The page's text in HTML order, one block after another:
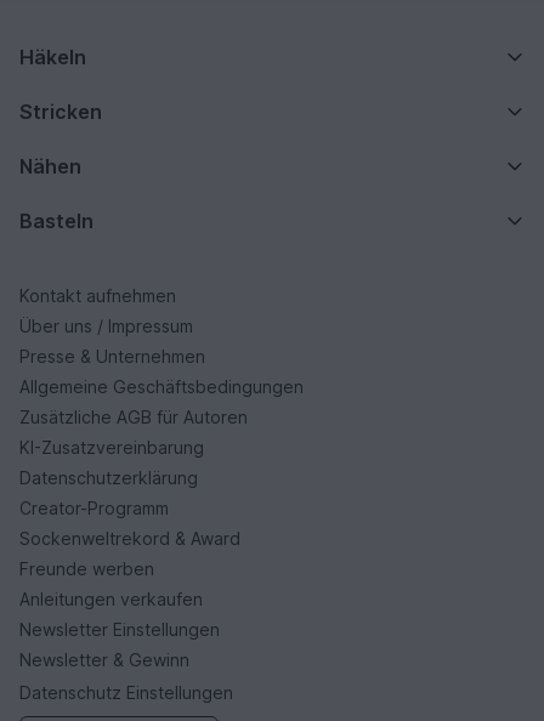
Häkeln
Stricken
Nähen
Basteln
Kontakt aufnehmen
Über uns / Impressum
Presse & Unternehmen
Allgemeine Geschäftsbedingungen
Zusätzliche AGB für Autoren
KI-Zusatzvereinbarung
Datenschutzerklärung
Creator-Programm
Sockenweltrekord & Award
Freunde werben
Anleitungen verkaufen
Newsletter Einstellungen
Newsletter & Gewinn
Datenschutz Einstellungen